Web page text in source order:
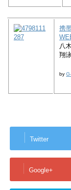
携
八
翔
by
Twitter
Google+